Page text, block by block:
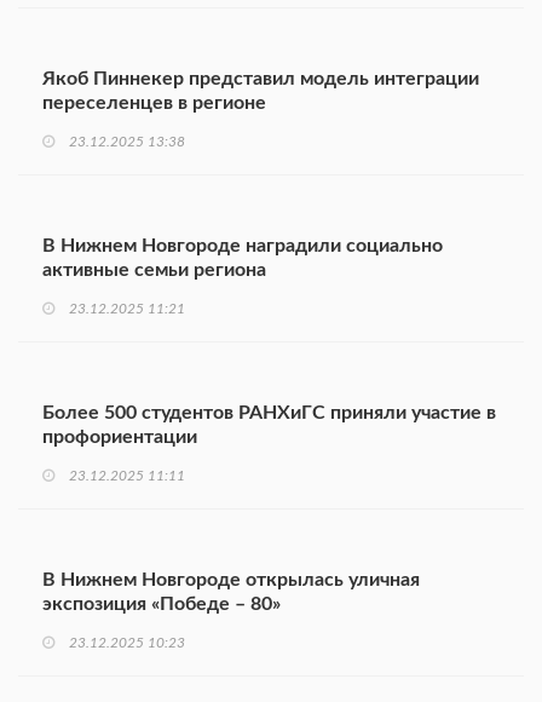
Якоб Пиннекер представил модель интеграции
переселенцев в регионе
23.12.2025 13:38
В Нижнем Новгороде наградили социально
активные семьи региона
23.12.2025 11:21
Более 500 студентов РАНХиГС приняли участие в
профориентации
23.12.2025 11:11
В Нижнем Новгороде открылась уличная
экспозиция «Победе – 80»
23.12.2025 10:23